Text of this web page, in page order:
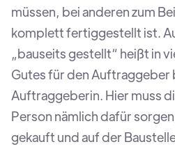
müssen, bei anderen zum
komplett fertiggestellt ist.
„bauseits gestellt“ heißt in
Gutes für den Auftraggeber
Auftraggeberin. Hier muss
Person nämlich dafür
gekauft und auf der